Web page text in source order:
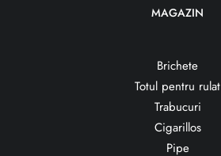
MAGAZIN
Brichete
Totul pentru rulat
Trabucuri
Cigarillos
Pipe